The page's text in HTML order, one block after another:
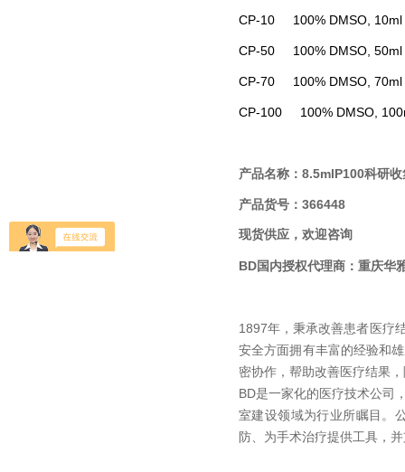
CP-10 100% DMSO,
CP-50 100% DMSO,
CP-70 100% DMSO,
CP-100 100% DMSO,
产品名称：8.5mlP100科研收
产品货号：366448
现货供应，欢迎咨询
BD国内授权代理商： 重庆华
1897年，秉承改善患者医疗
安全方面拥有丰富的经验和
密协作，帮助改善医疗结果
BD是一家化的医疗技术公司
室建设领域为行业所瞩目。
防、为手术治疗提供工具，